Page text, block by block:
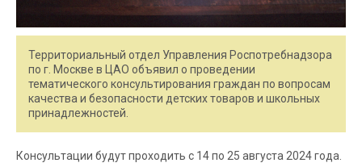
Территориальный отдел Управления Роспотребнадзора
по г. Москве в ЦАО объявил о проведении
тематического консультирования граждан по вопросам
качества и безопасности детских товаров и школьных
принадлежностей.
Консультации будут проходить с 14 по 25 августа 2024 года.